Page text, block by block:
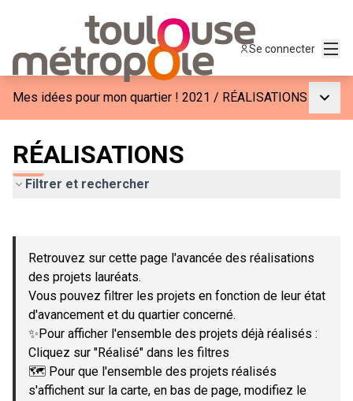
Se connecter
Mes idées pour mon quartier ! 2021 / RÉALISATIONS
RÉALISATIONS
Filtrer et rechercher
−
Retrouvez sur cette page l'avancée des réalisations
des projets lauréats.
Vous pouvez filtrer les projets en fonction de leur état
d'avancement et du quartier concerné.
✨Pour afficher l'ensemble des projets déjà réalisés :
Cliquez sur "Réalisé" dans les filtres
🗺️ Pour que l'ensemble des projets réalisés
s'affichent sur la carte, en bas de page, modifiez le